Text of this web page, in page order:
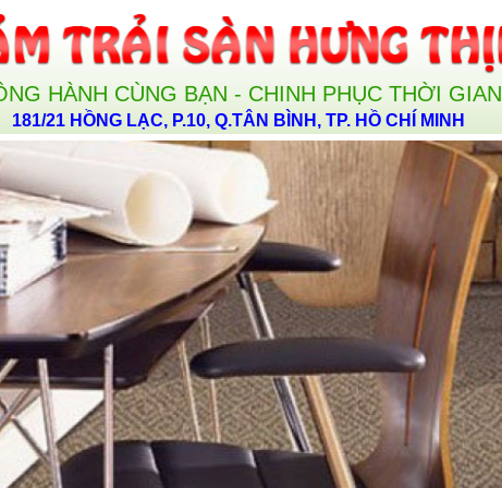
HÀNH CÙNG BẠN - CHINH PHỤC THỜI GIAN
181/21 HỒNG LẠC, P.10, Q.TÂN BÌNH, TP. HỒ CHÍ MINH